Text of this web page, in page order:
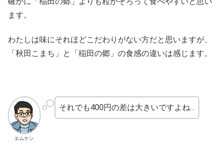
ます。
わたしは味にそれほどこだわりがない方だと思いますが、
「秋田こまち」と「稲田の郷」の食感の違いは感じます。
エムケン
それでも400円の差は大きいですよね…